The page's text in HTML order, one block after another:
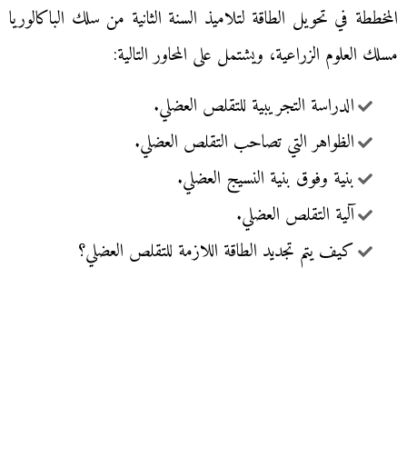
المخططة في تحويل الطاقة لتلاميذ السنة الثانية من سلك الباكالوريا
مسلك العلوم الزراعية، ويشتمل على المحاور التالية:
الدراسة التجريبية للتقلص العضلي.
الظواهر التي تصاحب التقلص العضلي.
بنية وفوق بنية النسيج العضلي.
آلية التقلص العضلي.
كيف يتم تجديد الطاقة اللازمة للتقلص العضلي؟